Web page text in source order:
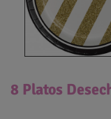
8 Platos